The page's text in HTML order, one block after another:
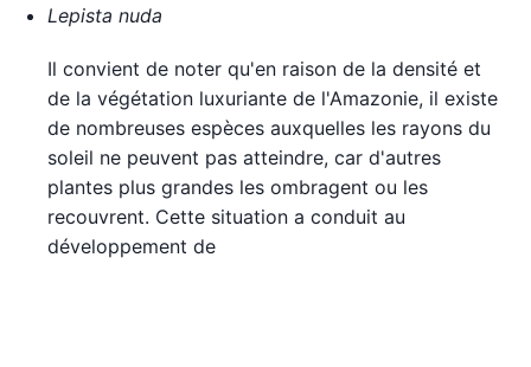
Lepista nuda
Il convient de noter qu'en raison de la densité et
de la végétation luxuriante de l'Amazonie, il existe
de nombreuses espèces auxquelles les rayons du
soleil ne peuvent pas atteindre, car d'autres
plantes plus grandes les ombragent ou les
recouvrent. Cette situation a conduit au
développement de